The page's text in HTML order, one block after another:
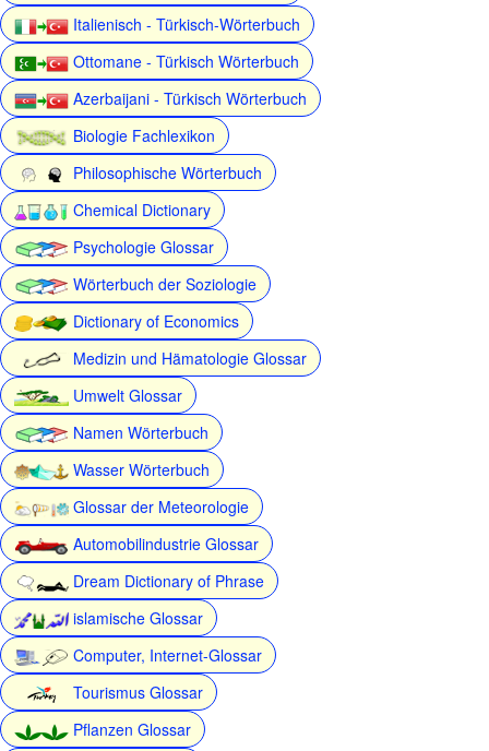
Italienisch - Türkisch-Wörterbuch
Ottomane - Türkisch Wörterbuch
Azerbaijani - Türkisch Wörterbuch
Biologie Fachlexikon
Philosophische Wörterbuch
Chemical Dictionary
Psychologie Glossar
Wörterbuch der Soziologie
Dictionary of Economics
Medizin und Hämatologie Glossar
Umwelt Glossar
Namen Wörterbuch
Wasser Wörterbuch
Glossar der Meteorologie
Automobilindustrie Glossar
Dream Dictionary of Phrase
islamische Glossar
Computer, Internet-Glossar
Tourismus Glossar
Pflanzen Glossar